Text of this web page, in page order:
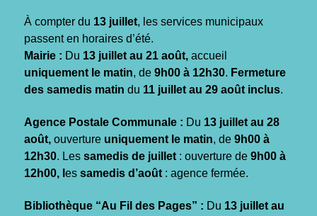
À compter du 13 juillet, les services municipaux
passent en horaires d’été.
Mairie : Du 13 juillet au 21 août, accueil
uniquement le matin, de 9h00 à 12h30. Fermeture
des samedis matin du 11 juillet au 29 août inclus.
Agence Postale Communale : Du 13 juillet au 28
août, ouverture uniquement le matin, de 9h00 à
12h30. Les samedis de juillet : ouverture de 9h00 à
12h00, l es samedis d’août : agence fermée.
Bibliothèque “Au Fil des Pages” : Du 13 juillet au